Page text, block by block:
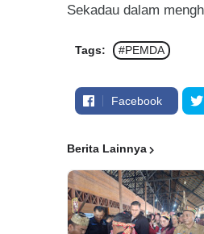
Sekadau dalam
Tags: #PEMDA
Facebook
Berita Lainnya